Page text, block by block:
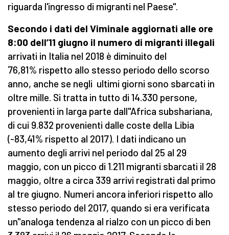
riguarda l'ingresso di migranti nel Paese".
Secondo i dati del Viminale aggiornati alle ore
8:00 dell’11 giugno il numero di migranti illegali
arrivati in Italia nel 2018 è diminuito del
76,81% rispetto allo stesso periodo dello scorso
anno, anche se negli ultimi giorni sono sbarcati in
oltre mille. Si tratta in tutto di 14.330 persone,
provenienti in larga parte dall''Africa subshariana,
di cui 9.832 provenienti dalle coste della Libia
(-83,41% rispetto al 2017). I dati indicano un
aumento degli arrivi nel periodo dal 25 al 29
maggio, con un picco di 1.211 migranti sbarcati il 28
maggio, oltre a circa 339 arrivi registrati dal primo
al tre giugno. Numeri ancora inferiori rispetto allo
stesso periodo del 2017, quando si era verificata
un''analoga tendenza al rialzo con un picco di ben